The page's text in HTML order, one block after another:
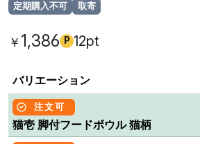
定期購入不可 取寄
￥ 1,386 P 12pt
バリエーション
注文可
猫壱 脚付フードボウル 猫柄